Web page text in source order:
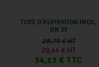
TUBE D’ASPIRATION INOX,
DN 35
28,79 € HT
28,44 € HT
34,13 € TTC